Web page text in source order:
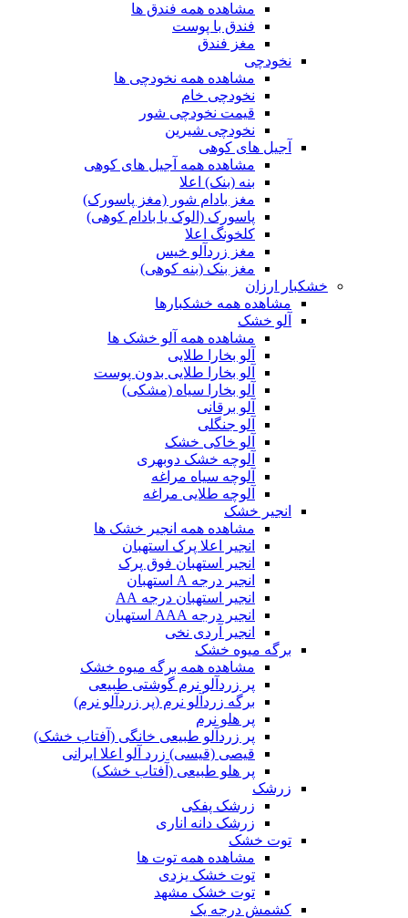
مشاهده همه فندق ها
فندق با پوست
مغز فندق
نخودچی
مشاهده همه نخودچی ها
نخودچی خام
قیمت نخودچی شور
نخودچی شیرین
آجیل های کوهی
مشاهده همه آجیل های کوهی
بنه (بنک) اعلا
مغز بادام شور (مغز پاسورک)
پاسورک (الوک یا بادام کوهی)
کلخونگ اعلا
مغز زردآلو خیس
مغز بنک (بنه کوهی)
خشکبار ارزان
مشاهده همه خشکبارها
آلو خشک
مشاهده همه آلو خشک ها
آلو بخارا طلایی
آلو بخارا طلایی بدون پوست
آلو بخارا سیاه (مشکی)
آلو برقانی
آلو جنگلی
آلو خاکی خشک
آلوچه خشک دوبهری
آلوچه سیاه مراغه
آلوچه طلایی مراغه
انجیر خشک
مشاهده همه انجیر خشک ها
انجیر اعلا پرک استهبان
انجیر استهبان فوق پرک
انجیر درجه A استهبان
انجیر استهبان درجه AA
انجیر درجه AAA استهبان
انجیر آردی نخی
برگه میوه خشک
مشاهده همه برگه میوه خشک
پر زردآلو نرم گوشتی طبیعی
برگه زردآلو نرم (پر زردآلو نرم)
پر هلو نرم
پر زردآلو طبیعی خانگی (آفتاب خشک)
قیصی (قیسی) زرد آلو اعلا ایرانی
پر هلو طبیعی (آفتاب خشک)
زرشک
زرشک پفکی
زرشک دانه اناری
توت خشک
مشاهده همه توت ها
توت خشک یزدی
توت خشک مشهد
کشمش درجه یک